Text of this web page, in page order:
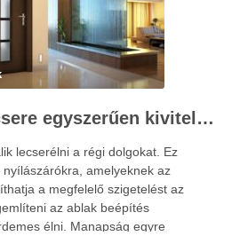
A beltéri ajtó csere egyszerűen kivitelezhető
lecserélni a régi dolgokat. Ez
amelyeknek az
a megfelelő szigetelést az
az ablak beépítés
élni. Manapság egyre